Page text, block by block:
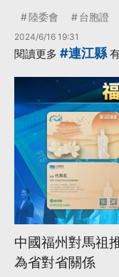
陸委會 台胞證
2024/6/16 19:31
閱讀更多 #連江縣
中國福州對馬祖
為省對省關係